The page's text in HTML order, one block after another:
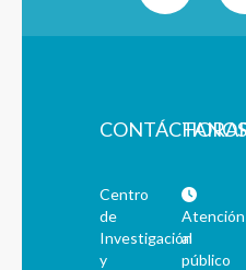
CONTÁCTANOS
Centro
de
Investigación
y
Atención
al
público